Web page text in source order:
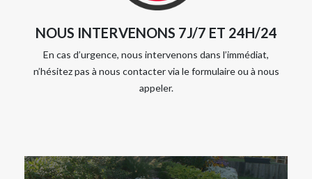
NOUS INTERVENONS 7J/7 ET 24H/24
En cas d’urgence, nous intervenons dans l’immédiat,
n’hésitez pas à nous contacter via le formulaire ou à nous
appeler.